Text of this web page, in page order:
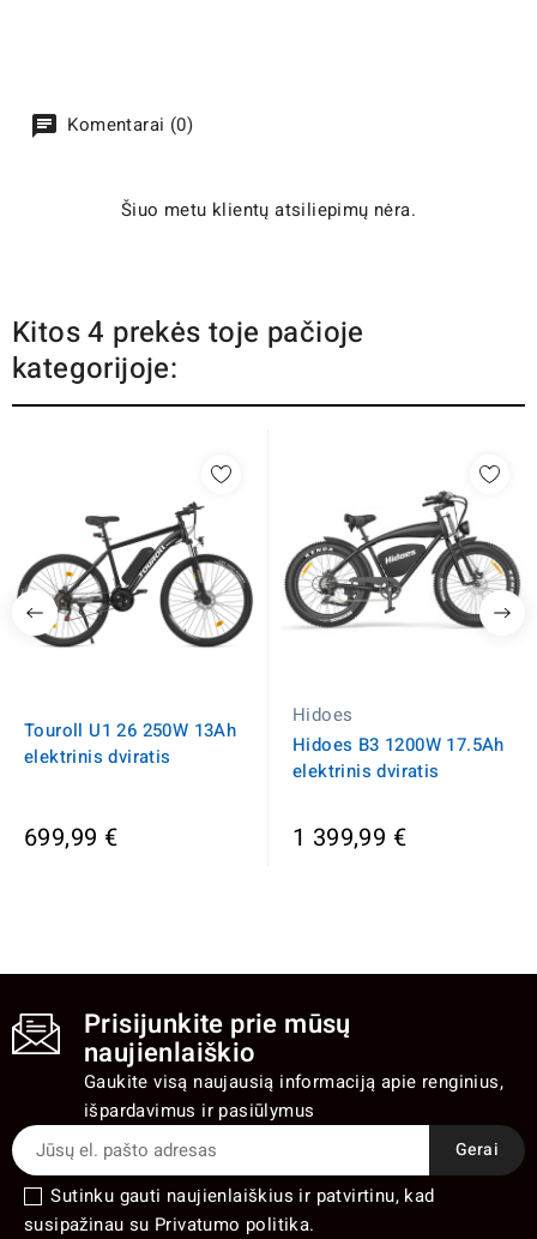
Komentarai (0)
Šiuo metu klientų atsiliepimų nėra.
Kitos 4 prekės toje pačioje
kategorijoje:
Touroll U1 26 250W 13Ah
elektrinis dviratis
699,99 €
Hidoes
Hidoes B3 1200W 17.5Ah
elektrinis dviratis
1 399,99 €
Prisijunkite prie mūsų
naujienlaiškio
Gaukite visą naujausią informaciją apie renginius,
išpardavimus ir pasiūlymus
Sutinku gauti naujienlaiškius ir patvirtinu, kad
susipažinau su Privatumo politika.